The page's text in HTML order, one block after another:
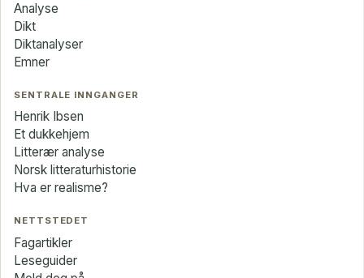
Analyse
Dikt
Diktanalyser
Emner
SENTRALE INNGANGER
Henrik Ibsen
Et dukkehjem
Litterær analyse
Norsk litteraturhistorie
Hva er realisme?
NETTSTEDET
Fagartikler
Leseguider